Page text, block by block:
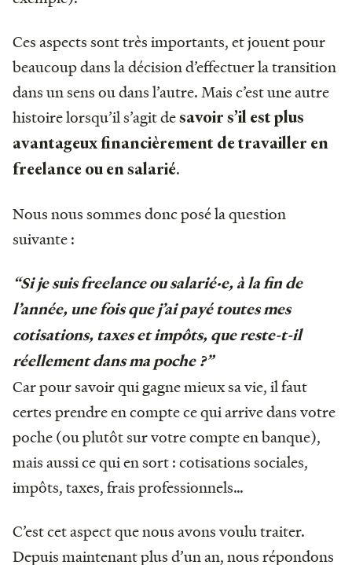
Ces aspects sont très importants, et jouent pour
beaucoup dans la décision d’effectuer la transition
dans un sens ou dans l’autre. Mais c’est une autre
histoire lorsqu’il s’agit desavoir s’il est plus
avantageux financièrement de travailler en
freelance ou en salarié.
Nous nous sommes donc posé la question
suivante :
“Si je suis freelance ou salarié·e, à la fin de
l’année, une fois que j’ai payé toutes mes
cotisations, taxes et impôts, que reste-t-il
réellement dans ma poche ?”
Car pour savoir qui gagne mieux sa vie, il faut
certes prendre en compte ce qui arrive dans votre
poche (ou plutôt sur votre compte en banque),
mais aussi ce qui en sort : cotisations sociales,
impôts, taxes, frais professionnels…
C’est cet aspect que nous avons voulu traiter.
Depuis maintenant plus d’un an, nous répondons